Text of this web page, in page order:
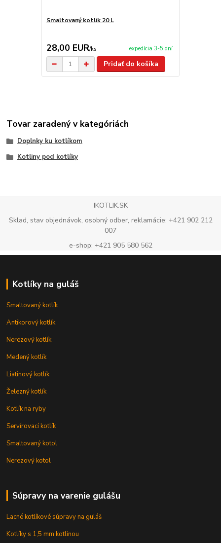
Smaltovaný kotlík 20 L
28,00 EUR/ks expedícia 3-5 dní
Pridať do košíka
Tovar zaradený v kategóriách
Doplnky ku kotlíkom
Kotliny pod kotlíky
IKOTLIK.SK
Sklad, stav objednávok, osobný odber, reklamácie: +421 902 212
007
e-shop: +421 905 580 562
Kotlíky na guláš
Smaltovaný kotlík
Antikorový kotlík
Nerezový kotlík
Medený kotlík
Liatinový kotlík
Železný kotlík
Kotlík na ryby
Servírovací kotlík
Smaltovaný kotol
Nerezový kotol
Súpravy na varenie gulášu
Lacné kotlíkové súpravy na guláš
Kotlíky s 1,5 mm kotlinou